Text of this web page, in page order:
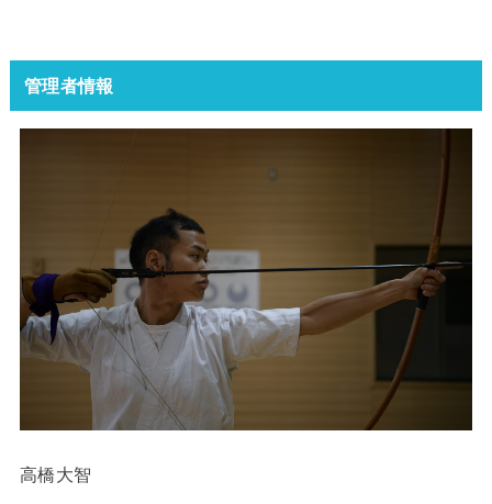
管理者情報
高橋大智